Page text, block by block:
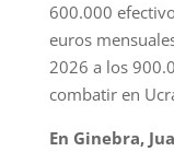
600.000
euros
2026 a los
combatir en
En Ginebra,